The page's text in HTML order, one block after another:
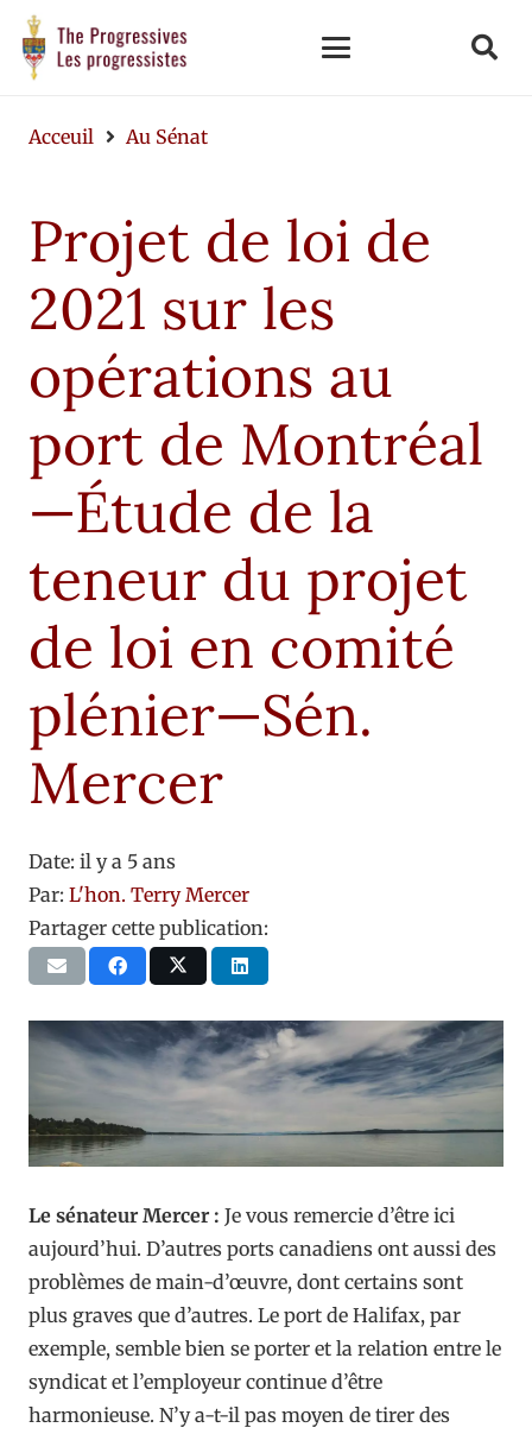
Acceuil Au Sénat
Projet de loi de
2021 sur les
opérations au
port de Montréal
—Étude de la
teneur du projet
de loi en comité
plénier—Sén.
Mercer
Date: il y a 5 ans
Par: L'hon. Terry Mercer
Partager cette publication:
Le sénateur Mercer : Je vous remercie d’être ici
aujourd’hui. D’autres ports canadiens ont aussi des
problèmes de main-d’œuvre, dont certains sont
plus graves que d’autres. Le port de Halifax, par
exemple, semble bien se porter et la relation entre le
syndicat et l’employeur continue d’être
harmonieuse. N’y a-t-il pas moyen de tirer des